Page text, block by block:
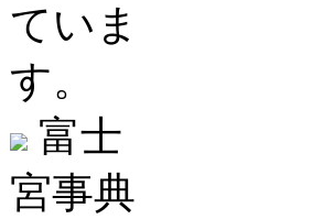
ていま
す。
富士
宮事典